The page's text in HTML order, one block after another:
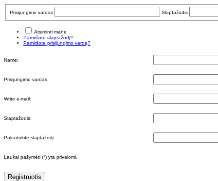
Prisijungimo vardas Slaptažodis
Atsiminti mane
Pamiršote slaptažodį?
Pamiršote prisijungimo vardą?
Name:
Prisijungimo vardas:
Write e-mail:
Slaptažodis:
Pakartokite slaptažodį:
Laukai pažymėti (*) yra privalomi.
Registruotis